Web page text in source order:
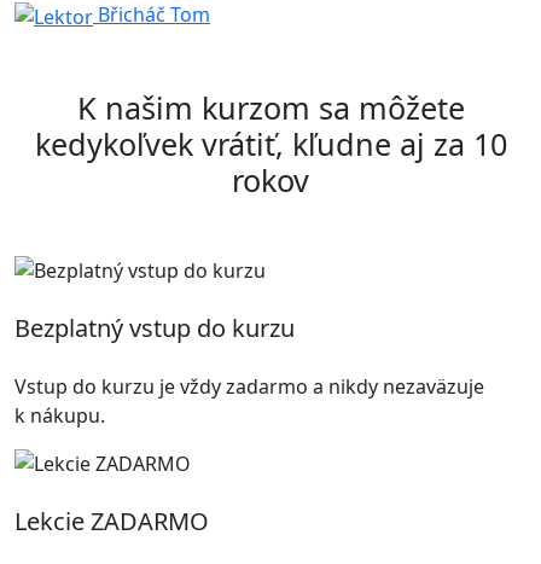
Břicháč Tom
K našim kurzom sa môžete
kedykoľvek vrátiť, kľudne aj za 10
rokov
Bezplatný vstup do kurzu
Vstup do kurzu je vždy zadarmo a nikdy nezaväzuje
k nákupu.
Lekcie ZADARMO